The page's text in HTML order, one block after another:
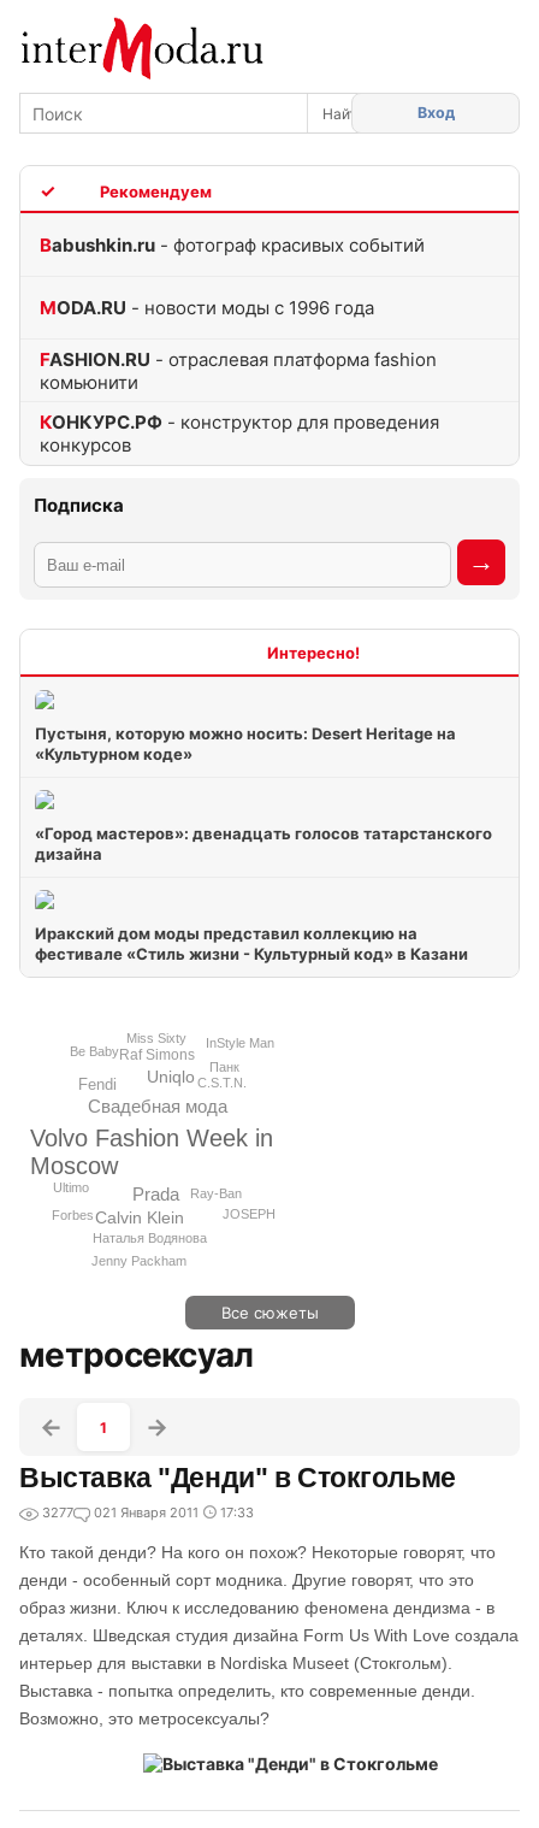
Вход
Babushkin.ru - фотограф красивых событий
MODA.RU - новости моды с 1996 года
FASHION.RU - отраслевая платформа fashion
комьюнити
КОНКУРС.РФ - конструктор для проведения
конкурсов
Подписка
Пустыня, которую можно носить: Desert Heritage на
«Культурном коде»
«Город мастеров»: двенадцать голосов татарстанского
дизайна
Иракский дом моды представил коллекцию на
фестивале «Стиль жизни - Культурный код» в Казани
Volvo Fashion Week in
Moscow
Prada
Свадебная мода
Calvin Klein
Uniqlo
Fendi
Raf Simons
Наталья Водянова
Ray-Ban
Forbes
Jenny Packham
JOSEPH
Ultimo
Miss Sixty
Be Baby
InStyle Man
Панк
C.S.T.N.
Все сюжеты
метросексуал
1
Выставка "Денди" в Стокгольме
3277 021 Января 2011 17:33
Кто такой денди? На кого он похож? Некоторые говорят, что
денди - особенный сорт модника. Другие говорят, что это
образ жизни. Ключ к исследованию феномена дендизма - в
деталях. Шведская студия дизайна Form Us With Love создала
интерьер для выставки в Nordiska Museet (Стокгольм).
Выставка - попытка определить, кто современные денди.
Возможно, это метросексуалы?